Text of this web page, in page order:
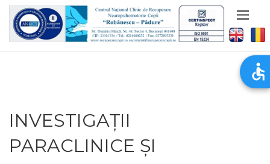
INVESTIGAȚII
PARACLINICE ȘI